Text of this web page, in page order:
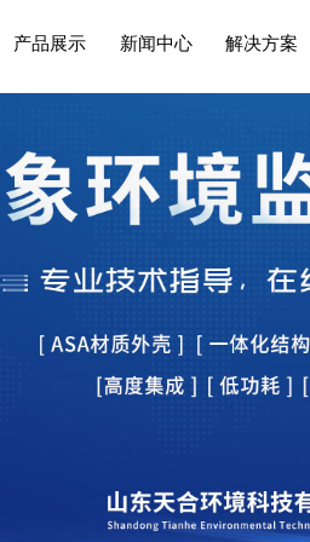
产品展示 新闻中心 解决方案